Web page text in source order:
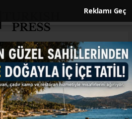
group urges
Türkiye’s EU
bid
ENGLISH